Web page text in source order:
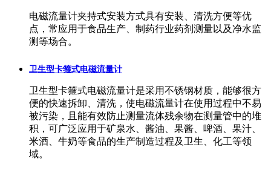
电磁流量计夹持式安装方式具有安装、清洗方便等优
点，常应用于食品生产、制药行业药剂测量以及净水监
测等场合。
卫生型卡箍式电磁流量计
卫生型卡箍式电磁流量计是采用不锈钢材质，能够很方
便的快速拆卸、清洗，使电磁流量计在使用过程中不易
被污染，且能有效防止测量流体残余物在测量管中的堆
积，可广泛应用于矿泉水、酱油、果酱、啤酒、果汁、
米酒、牛奶等食品的生产制造过程及卫生、化工等领
域。